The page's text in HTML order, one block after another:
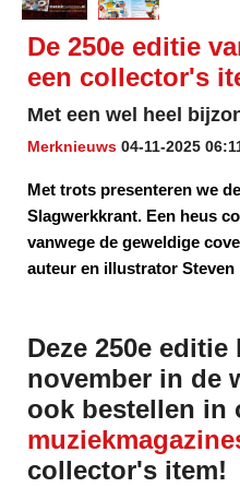
De 250e editie
een collector's
Met een wel heel
Merknieuws 04-11-2025
Met trots presenteren we
Slagwerkkrant. Een heus
vanwege de geweldige
auteur en illustrator Steven
Deze 250e
november in de
ook bestellen in
collector's item!